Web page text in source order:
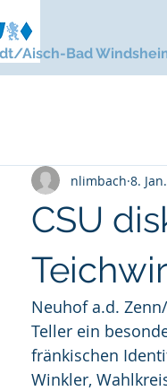
Aisch-Bad
CSU
nlimbach 8.
Neuhof a.d.
Teller ein
fränkischen
Winkler,